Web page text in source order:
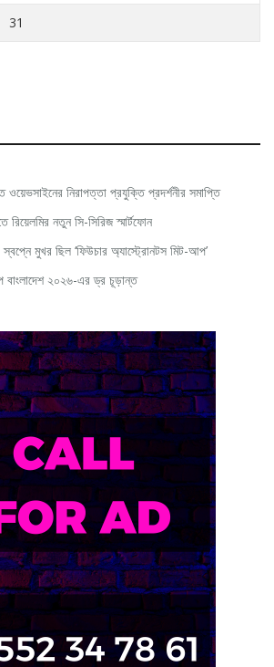
31
ওয়েভসাইনের নিরাপত্তা প্রযুক্তি প্রদর্শনীর সমাপ্তি
রিয়েলমির নতুন সি-সিরিজ স্মার্টফোন
স্বপ্নে মুখর ছিল ‘ফিউচার অ্যাস্ট্রোনটস মিট-আপ’
বাংলাদেশ ২০২৬-এর ড্র চূড়ান্ত